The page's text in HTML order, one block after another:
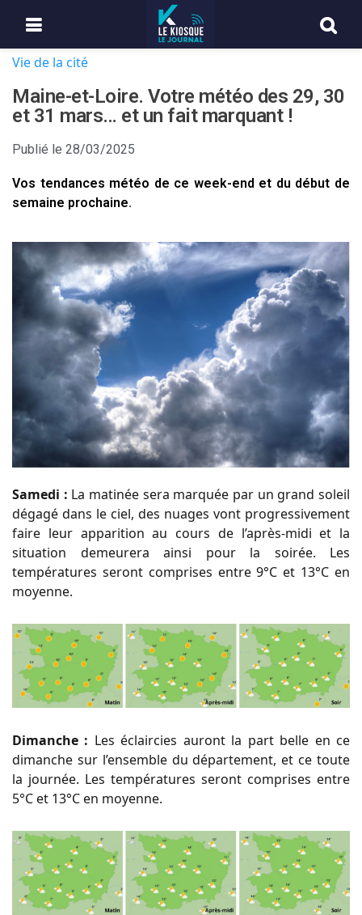
Vie de la cité
Maine-et-Loire. Votre météo des 29, 30
et 31 mars… et un fait marquant !
Publié le 28/03/2025
Vos tendances météo de ce week-end et du début de
semaine prochaine.
Samedi : La matinée sera marquée par un grand soleil
dégagé dans le ciel, des nuages vont progressivement
faire leur apparition au cours de l’après-midi et la
situation demeurera ainsi pour la soirée. Les
températures seront comprises entre 9°C et 13°C en
moyenne.
Dimanche : Les éclaircies auront la part belle en ce
dimanche sur l’ensemble du département, et ce toute
la journée. Les températures seront comprises entre
5°C et 13°C en moyenne.